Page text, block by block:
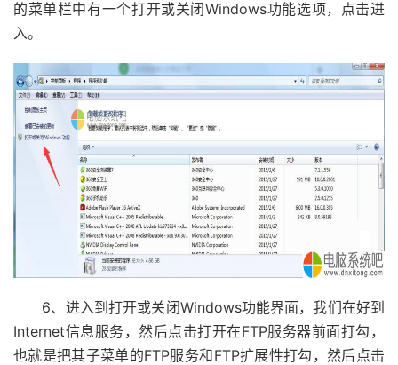
的菜单栏中有一个打开或关闭Windows功能选项，点击进
入。
6、进入到打开或关闭Windows功能界面，我们在好到
Internet信息服务，然后点击打开在FTP服务器前面打勾，
也就是把其子菜单的FTP服务和FTP扩展性打勾，然后点击